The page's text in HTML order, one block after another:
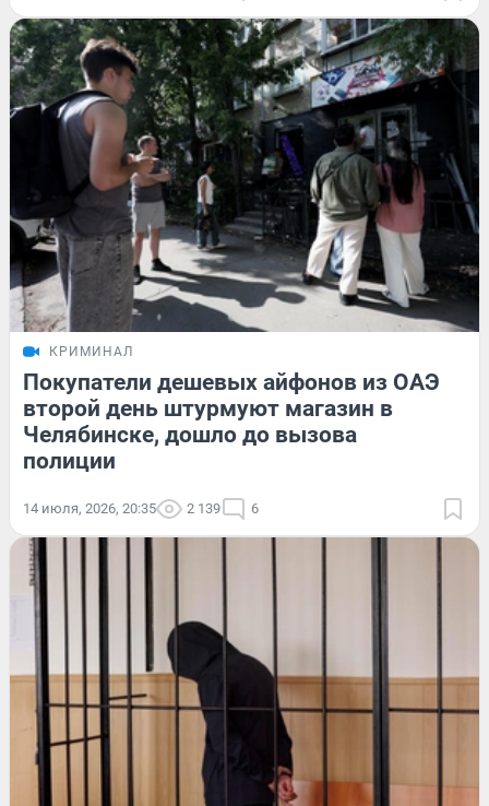
КРИМИНАЛ
Покупатели дешевых айфонов из ОАЭ
второй день штурмуют магазин в
Челябинске, дошло до вызова
полиции
14 июля, 2026, 20:35 2 139 6